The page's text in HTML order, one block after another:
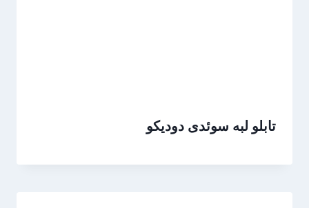
تابلو لبه سوئدی دودیکو